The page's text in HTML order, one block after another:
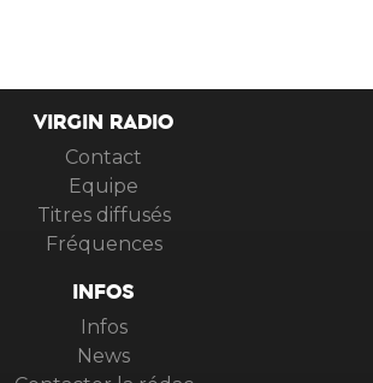
VIRGIN RADIO
Contact
Equipe
Titres diffusés
Fréquences
INFOS
Infos
News